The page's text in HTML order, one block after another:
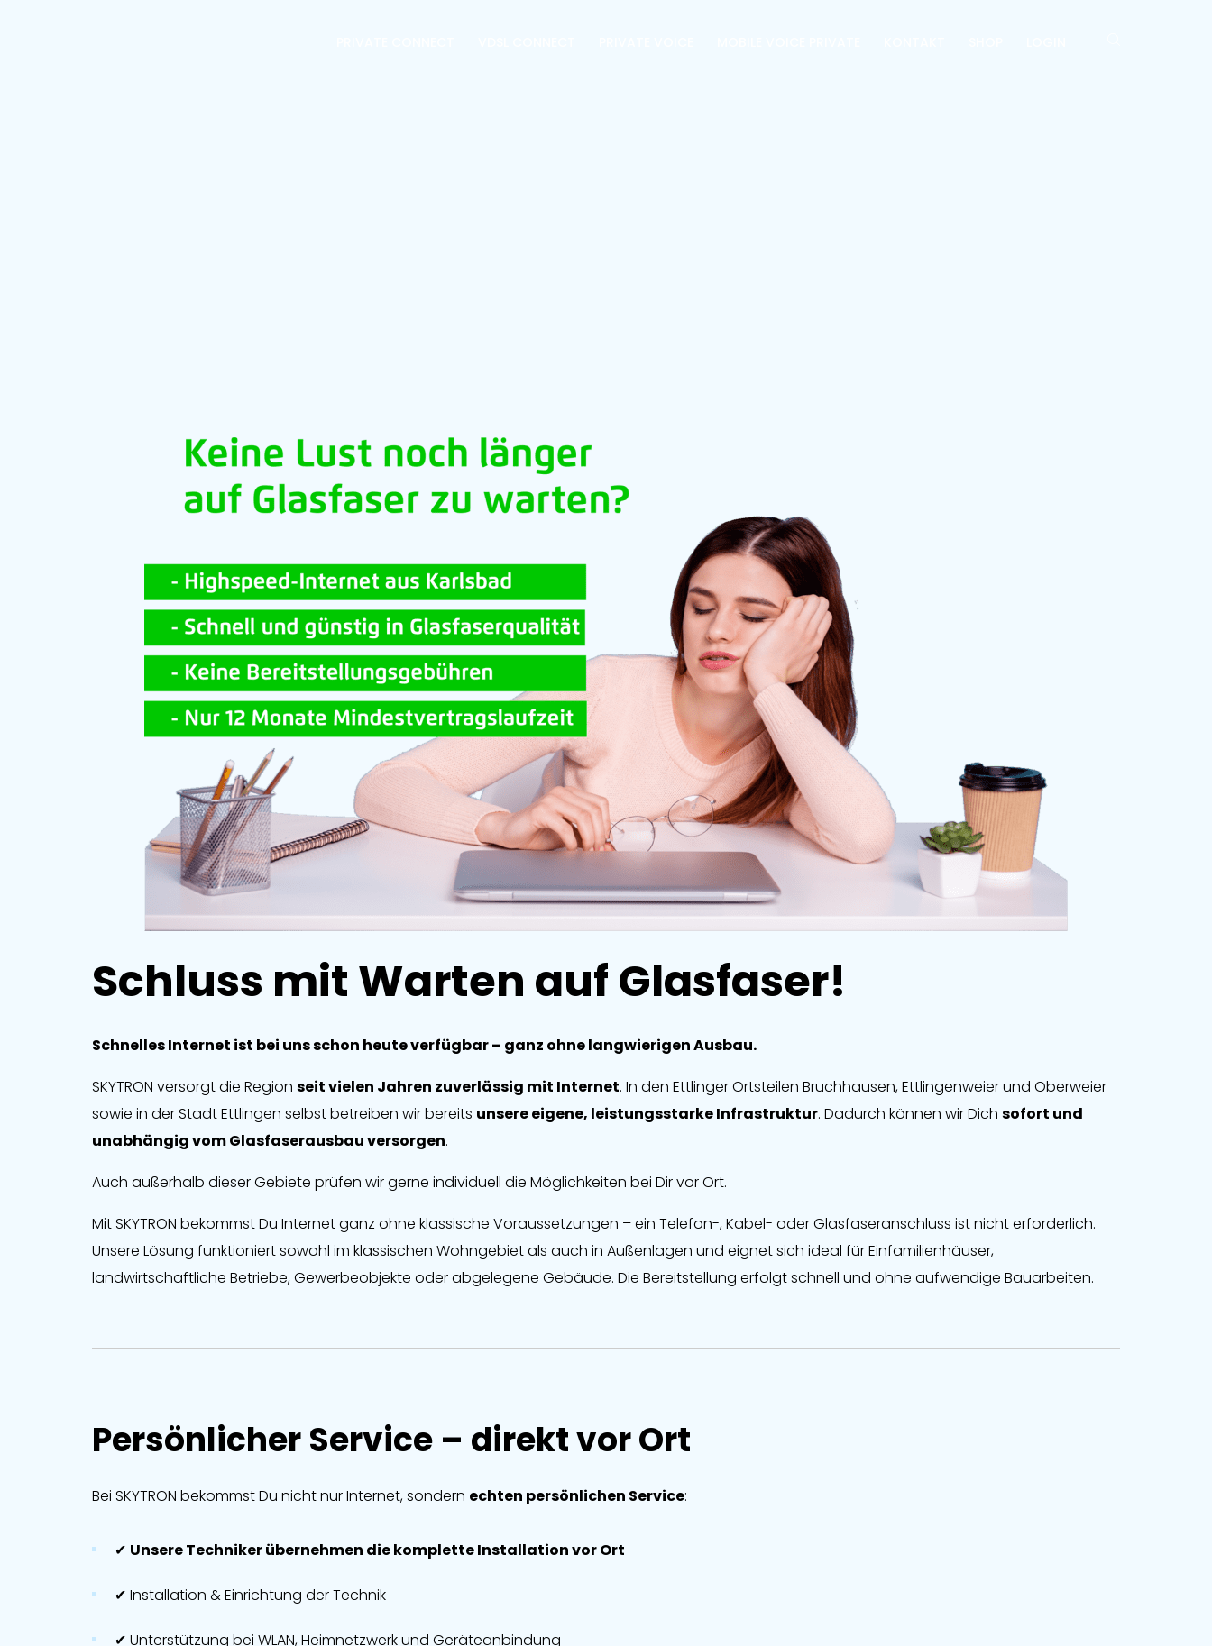
Schluss mit Warten auf Glasfaser!
Schnelles Internet ist bei uns schon heute verfügbar – ganz ohne langwierigen Ausbau.
SKYTRON versorgt die Region seit vielen Jahren zuverlässig mit Internet. In den Ettlinger Ortsteilen Bruchhausen, Ettlingenweier und Oberweier
sowie in der Stadt Ettlingen selbstbetreiben wir bereits unsere eigene, leistungsstarke Infrastruktur. Dadurch können wir Dich sofort und
unabhängig vom Glasfaserausbau versorgen.
Auch außerhalb dieser Gebiete prüfen wir gerne individuell die Möglichkeiten bei Dir vor Ort.
Mit SKYTRON bekommst Du Internet ganz ohne klassische Voraussetzungen – ein Telefon-, Kabel- oder Glasfaseranschluss ist nicht erforderlich.
Unsere Lösung funktioniert sowohl im klassischen Wohngebiet als auch in Außenlagen und eignet sich ideal für Einfamilienhäuser,
landwirtschaftliche Betriebe, Gewerbeobjekte oder abgelegene Gebäude. Die Bereitstellung erfolgt schnell und ohne aufwendige Bauarbeiten.
Persönlicher Service – direkt vor Ort
Bei SKYTRON bekommst Du nicht nur Internet, sondern echten persönlichen Service:
✔ Unsere Techniker übernehmen die komplette Installation vor Ort
✔ Installation & Einrichtung der Technik
✔ Unterstützung bei WLAN, Heimnetzwerk und Geräteanbindung